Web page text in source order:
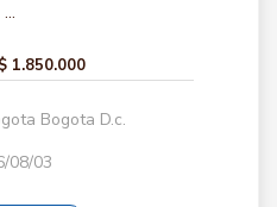
...
$ 1.850.000
Bogota D.c.
08/03